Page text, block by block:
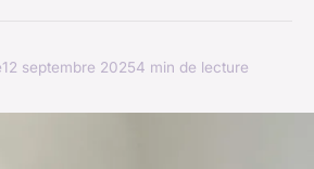
12 septembre 20254 min de lecture